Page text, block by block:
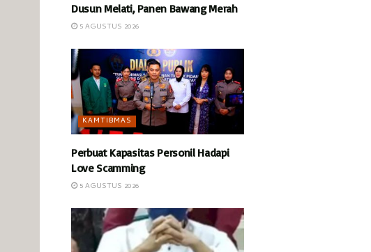
Dusun Melati, Panen Bawang Merah
5 AGUSTUS 2026
KAMTIBMAS
Perbuat Kapasitas Personil Hadapi
Love Scamming
5 AGUSTUS 2026